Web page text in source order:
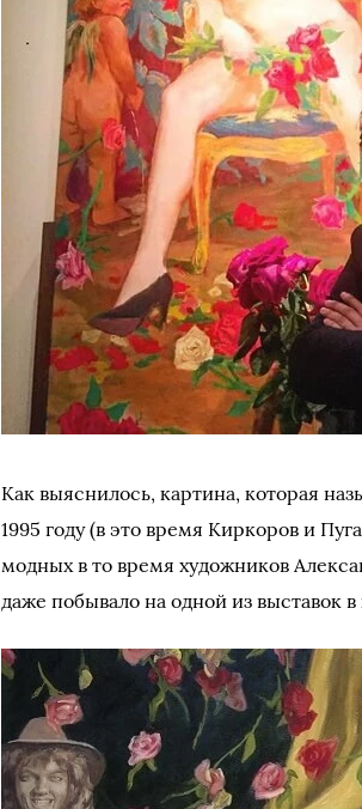
Как выяснилось, картина, которая
1995 году (в это время Киркоров и
модных в то время художников
даже побывало на одной из выставок